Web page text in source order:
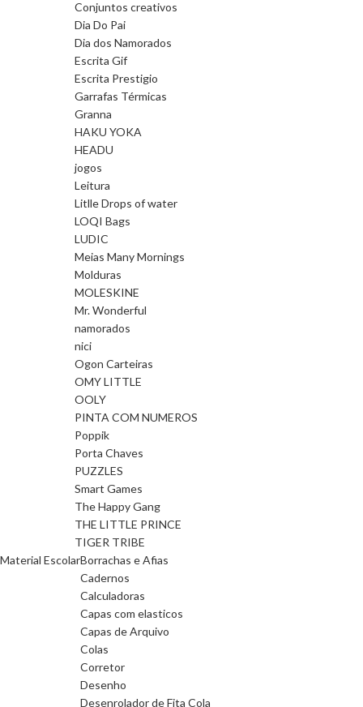
Conjuntos creativos
Dia Do Pai
Dia dos Namorados
Escrita Gif
Escrita Prestigio
Garrafas Térmicas
Granna
HAKU YOKA
HEADU
jogos
Leitura
Litlle Drops of water
LOQI Bags
LUDIC
Meias Many Mornings
Molduras
MOLESKINE
Mr. Wonderful
namorados
nici
Ogon Carteiras
OMY LITTLE
OOLY
PINTA COM NUMEROS
Poppik
Porta Chaves
PUZZLES
Smart Games
The Happy Gang
THE LITTLE PRINCE
TIGER TRIBE
Material EscolarBorrachas e Afias
Cadernos
Calculadoras
Capas com elasticos
Capas de Arquivo
Colas
Corretor
Desenho
Desenrolador de Fita Cola